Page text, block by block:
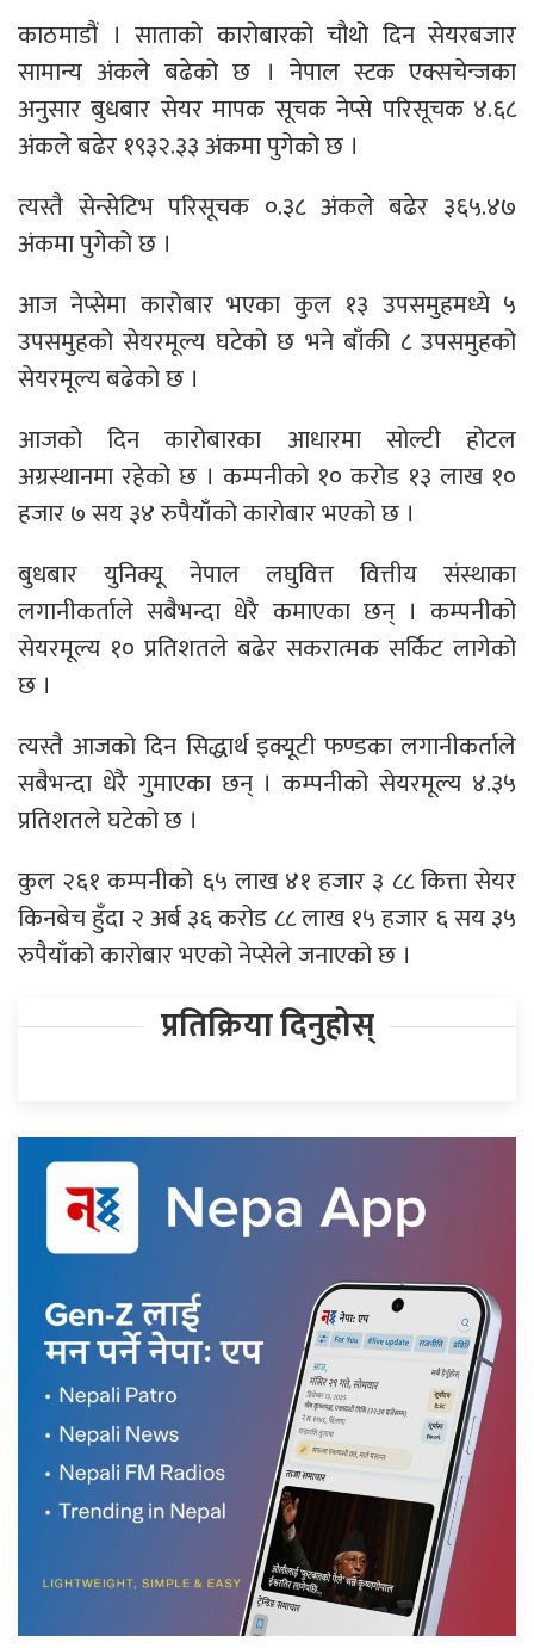
काठमाडौं । साताको कारोबारको चौथो दिन सेयरबजार
सामान्य अंकले बढेको छ । नेपाल स्टक एक्सचेन्जका
अनुसार बुधबार सेयर मापक सूचक नेप्से परिसूचक ४.६८
अंकले बढेर १९३२.३३ अंकमा पुगेको छ ।
त्यस्तै सेन्सेटिभ परिसूचक ०.३८ अंकले बढेर ३६५.४७
अंकमा पुगेको छ ।
आज नेप्सेमा कारोबार भएका कुल १३ उपसमुहमध्ये ५
उपसमुहको सेयरमूल्य घटेको छ भने बाँकी ८ उपसमुहको
सेयरमूल्य बढेको छ ।
आजको दिन कारोबारका आधारमा सोल्टी होटल
अग्रस्थानमा रहेको छ । कम्पनीको १० करोड १३ लाख १०
हजार ७ सय ३४ रुपैयाँको कारोबार भएको छ ।
बुधबार युनिक्यू नेपाल लघुवित्त वित्तीय संस्थाका
लगानीकर्ताले सबैभन्दा धेरै कमाएका छन् । कम्पनीको
सेयरमूल्य १० प्रतिशतले बढेर सकरात्मक सर्किट लागेको
छ ।
त्यस्तै आजको दिन सिद्धार्थ इक्यूटी फण्डका लगानीकर्ताले
सबैभन्दा धेरै गुमाएका छन् । कम्पनीको सेयरमूल्य ४.३५
प्रतिशतले घटेको छ ।
कुल २६१ कम्पनीको ६५ लाख ४१ हजार ३ ८८ कित्ता सेयर
किनबेच हुँदा २ अर्ब ३६ करोड ८८ लाख १५ हजार ६ सय ३५
रुपैयाँको कारोबार भएको नेप्सेले जनाएको छ ।
प्रतिक्रिया दिनुहोस्